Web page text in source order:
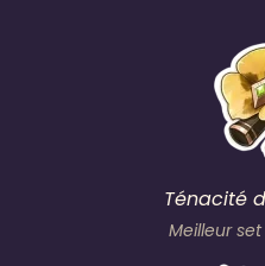
Ténacité
Meilleur set